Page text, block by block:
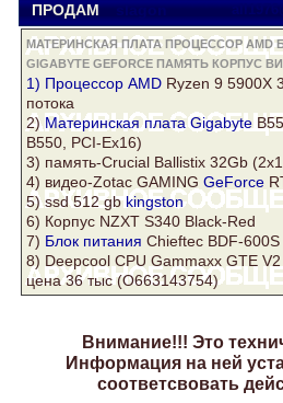
ПРОДАМ slagon
МАТЕРИНСКАЯ ПЛАТА ПРОЦЕССОР AMD
GIGABYTE GEFORCE ПАМЯТЬ КОРПУС
1) Процессор AMD Ryzen 9 5900X
потока
2)Материнская плата Gigabyte
B550, PCI-Ex16)
3) память-Crucial Ballistix 32Gb
4) видео-Zotac GAMING GeForce
5) ssd 512 gbkingston
6) Корпус NZXT S340 Black-Red
7) Блок питания Chieftec BDF-
8) Deepcool CPU Gammaxx GTE
цена 36 тыс (O663143754)
Внимание!!! Это
Информация на ней
соответсвовать